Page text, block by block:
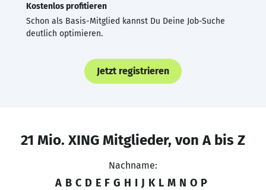
Kostenlos profitieren
Schon als Basis-Mitglied kannst Du Deine Job-Suche
deutlich optimieren.
Jetzt registrieren
21 Mio. XING Mitglieder, von A bis Z
Nachname:
A B C D E F G H I J K L M N O P